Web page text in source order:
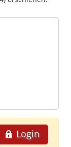
Login